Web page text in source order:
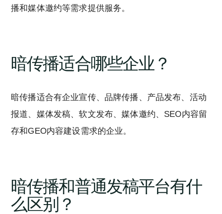
播和媒体邀约等需求提供服务。
暗传播适合哪些企业？
暗传播适合有企业宣传、品牌传播、产品发布、活动
报道、媒体发稿、软文发布、媒体邀约、SEO内容留
存和GEO内容建设需求的企业。
暗传播和普通发稿平台有什
么区别？